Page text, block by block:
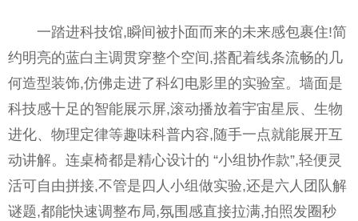
一踏进科技馆,瞬间被扑面而来的未来感包裹住!简
约明亮的蓝白主调贯穿整个空间,搭配着线条流畅的几
何造型装饰,仿佛走进了科幻电影里的实验室。墙面是
科技感十足的智能展示屏,滚动播放着宇宙星辰、生物
进化、物理定律等趣味科普内容,随手一点就能展开互
动讲解。连桌椅都是精心设计的 “小组协作款”,轻便灵
活可自由拼接,不管是四人小组做实验,还是六人团队解
谜题,都能快速调整布局,氛围感直接拉满,拍照发圈秒